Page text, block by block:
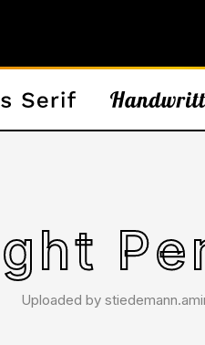
Uploaded by